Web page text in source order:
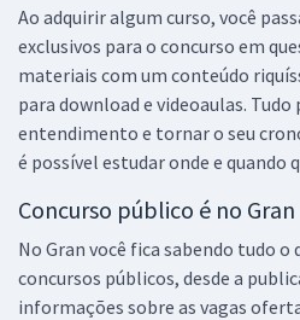
Ao adquirir algum curso, você
exclusivos para o concurso em
materiais com um conteúdo
para download e videoaulas.
entendimento e tornar o seu
é possível estudar onde e quando
Concurso público é no Gran
No Gran você fica sabendo tudo o
concursos públicos, desde a
informações sobre as vagas